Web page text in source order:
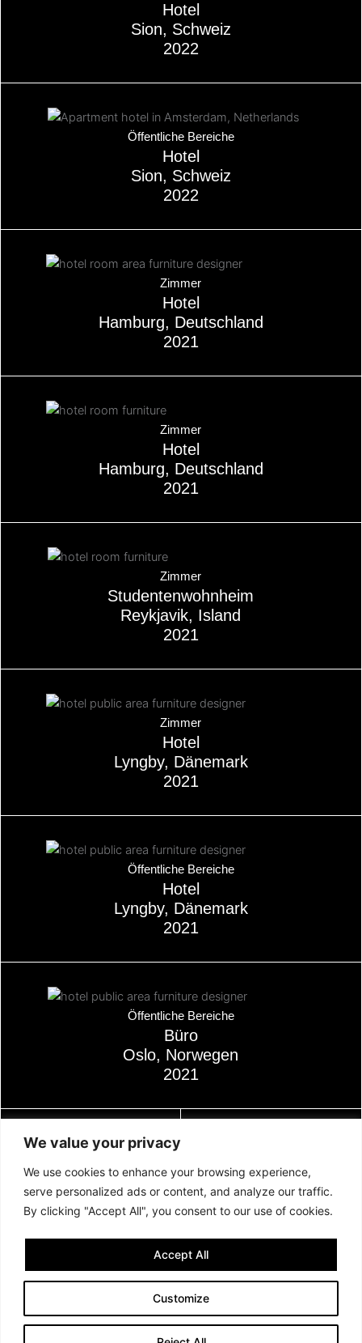
We value your privacy
We use cookies to enhance your browsing experience,
serve personalized ads or content, and analyze our traffic.
By clicking "Accept All", you consent to our use of cookies.
Customize
Accept All
Hotel
Sion, Schweiz
2022
Über
Öffentliche Bereiche
Hotel
Sion, Schweiz
2022
Über
Zimmer
Hotel
Hamburg, Deutschland
2021
Über
Zimmer
Hotel
Hamburg, Deutschland
2021
Über
Zimmer
Studentenwohnheim
Reykjavik, Island
2021
Über
Zimmer
Hotel
Lyngby, Dänemark
2021
Über
Öffentliche Bereiche
Hotel
Lyngby, Dänemark
2021
Über
Öffentliche Bereiche
Büro
Oslo, Norwegen
2021
LITAUEN:
Address: Naugarduko g. 98
LT-03160, Vilnius, Litauen
Phone:+370 677 83136
c/o Consila Treuhand AG
Mitteldorfstrasse 37
5033 BUCHS AG, Schweiz
Swiss VAT no: CHE-
162.912.212 MWST